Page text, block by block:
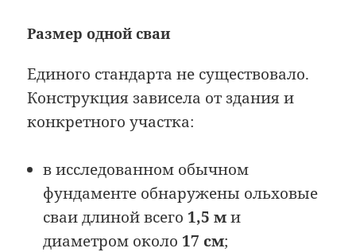
Размер одной сваи
Единого стандарта не существовало.
Конструкция зависела от здания и
конкретного участка:
в исследованном обычном
фундаменте обнаружены ольховые
сваи длиной всего 1,5 ми
диаметром около 17 см;